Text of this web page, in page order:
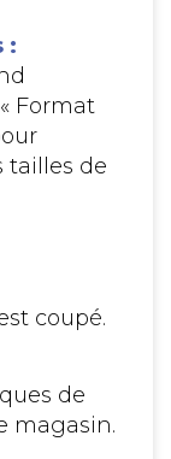
:
Format
tailles de
coupé.
de
magasin.